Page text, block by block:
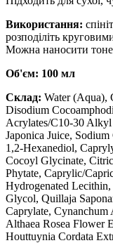
Використання:
розподіліть
Можна наносити
Об'єм: 100 мл
Склад: Water (Aqua),
Disodium
Acrylates/C10-30
Japonica Juice,
1,2-Hexanediol,
Cocoyl Glycinate,
Phytate, Caprylic/
Hydrogenated
Glycol, Quillaja
Caprylate,
Althaea Rosea Flower
Houttuynia Cordata